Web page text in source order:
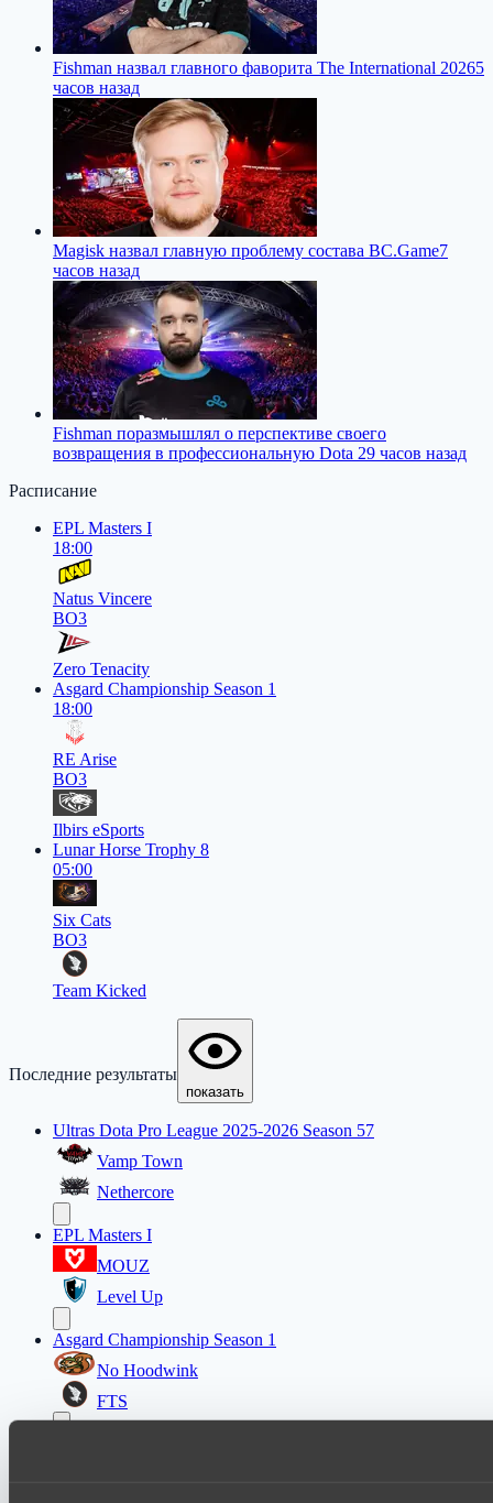
Fishman назвал главного фаворита The International 20265
часов назад
Magisk назвал главную проблему состава BC.Game7
часов назад
Fishman поразмышлял о перспективе своего
возвращения в профессиональную Dota 29 часов назад
Расписание
EPL Masters I
18:00
Natus Vincere
BO3
Zero Tenacity
Asgard Championship Season 1
18:00
RE Arise
BO3
Ilbirs eSports
Lunar Horse Trophy 8
05:00
Six Cats
BO3
Team Kicked
Последние результаты
показать
Ultras Dota Pro League 2025-2026 Season 57
Vamp Town
Nethercore
EPL Masters I
MOUZ
Level Up
Asgard Championship Season 1
No Hoodwink
FTS